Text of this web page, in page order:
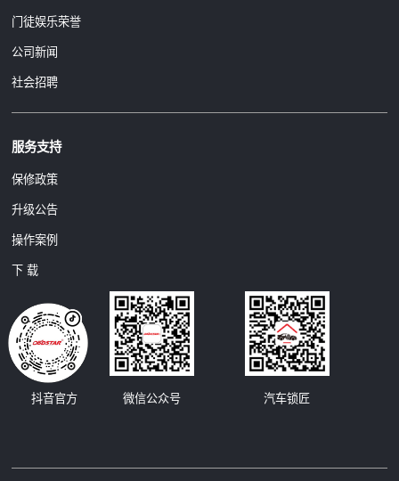
门徒娱乐荣誉
公司新闻
社会招聘
服务支持
保修政策
升级公告
操作案例
下 载
微信公众号
抖音官方 汽车锁匠